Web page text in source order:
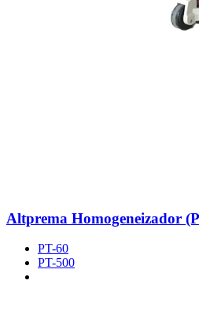
Altprema Homogeneizador
PT-60
PT-500